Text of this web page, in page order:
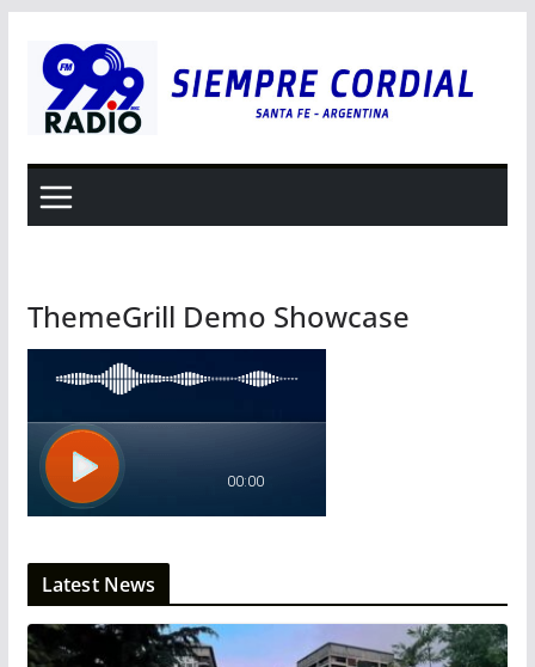
contenido
ThemeGrill Demo Showcase
Latest News